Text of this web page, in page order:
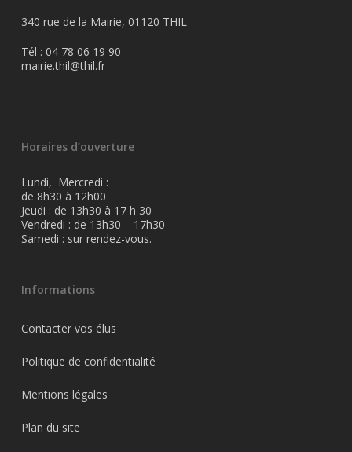
340 rue de la Mairie, 01120 THIL
Tél : 04 78 06 19 90
mairie.thil@thil.fr
Horaires d’ouverture
Lundi, Mercredi :
de 8h30 à 12h00
Jeudi : de 13h30 à 17 h 30
Vendredi : de 13h30 – 17h30
Samedi : sur rendez-vous.
Informations
Contacter vos élus
Politique de confidentialité
Mentions légales
Plan du site